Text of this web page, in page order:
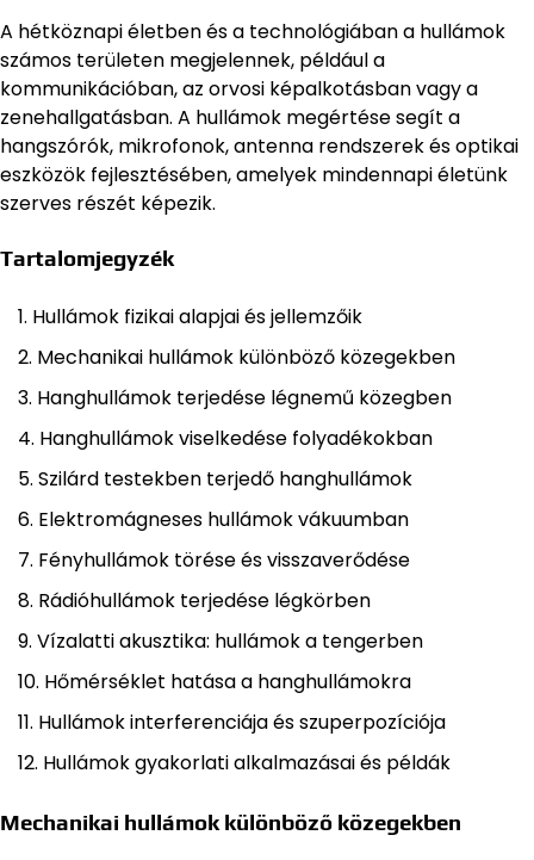
A hétköznapi életben és a technológiában a hullámok
számos területen megjelennek, például a
kommunikációban, az orvosi képalkotásban vagy a
zenehallgatásban. A hullámok megértése segít a
hangszórók, mikrofonok, antenna rendszerek és optikai
eszközök fejlesztésében, amelyek mindennapi életünk
szerves részét képezik.
Tartalomjegyzék
Hullámok fizikai alapjai és jellemzőik
Mechanikai hullámok különböző közegekben
Hanghullámok terjedése légnemű közegben
Hanghullámok viselkedése folyadékokban
Szilárd testekben terjedő hanghullámok
Elektromágneses hullámok vákuumban
Fényhullámok törése és visszaverődése
Rádióhullámok terjedése légkörben
Vízalatti akusztika: hullámok a tengerben
Hőmérséklet hatása a hanghullámokra
Hullámok interferenciája és szuperpozíciója
Hullámok gyakorlati alkalmazásai és példák
Mechanikai hullámok különböző közegekben